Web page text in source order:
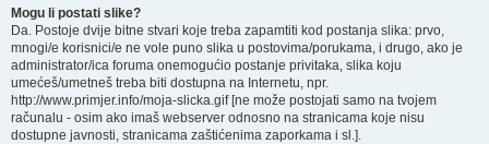
Mogu li postati slike?
Da. Postoje dvije bitne stvari koje treba zapamtiti kod postanja slika: prvo,
mnogi/e korisnici/e ne vole puno slika u postovima/porukama, i drugo, ako je
administrator/ica foruma onemogućio postanje privitaka, slika koju
umećeš/umetneš treba biti dostupna na Internetu, npr.
http://www.primjer.info/moja-slicka.gif [ne može postojati samo na tvojem
računalu - osim ako imaš webserver odnosno na stranicama koje nisu
dostupne javnosti, stranicama zaštićenima zaporkama i sl.].